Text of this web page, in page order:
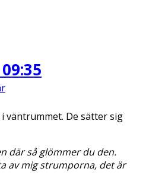
väntrummet. De sätter sig
där så glömmer du den.
av mig strumporna, det är